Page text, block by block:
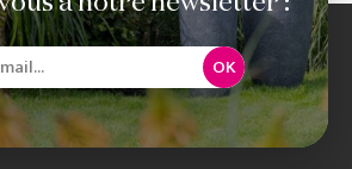
OK